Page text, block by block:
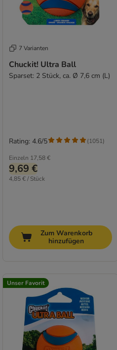
7 Varianten
Chuckit! Ultra Ball
Sparset: 2 Stück, ca. Ø 7,6 cm (L)
Einzeln 17,58 €
9,69 €
4,85 € / Stück
Rating: 4.6/5 (1051)
Zum Warenkorb
hinzufügen
Unser Favorit